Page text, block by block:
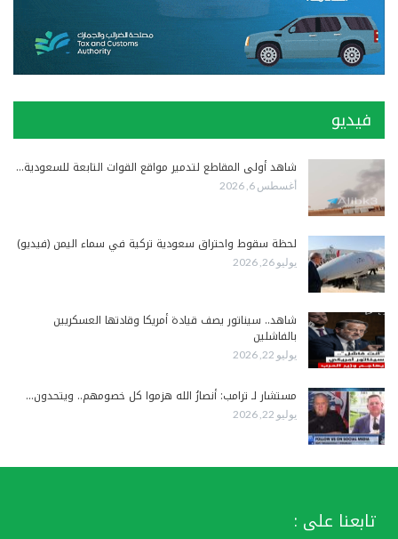
فيديو
شاهد أولى المقاطع لتدمير مواقع القوات التابعة للسعودية…
أغسطس 6, 2026
لحظة سقوط واحتراق سعودية تركية في سماء اليمن (فيديو)
يوليو 26, 2026
شاهد.. سيناتور يصف قيادة أمريكا وقادتها العسكريين
بالفاشلين
يوليو 22, 2026
مستشار لـ ترامب: أنصارُ الله هزموا كل خصومهم.. ويتحدون…
يوليو 22, 2026
تابعنا على :